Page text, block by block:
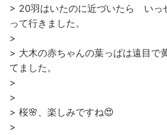
> 20羽はいたのに近づいたら いっ
って行きました。
>
> 大木の赤ちゃんの葉っぱは遠目で
てました。
>
>
> 桜🌸、楽しみですね😍
>